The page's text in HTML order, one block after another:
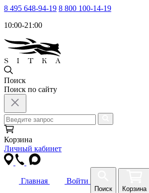
8 495 648-94-19 8 800 100-14-19
10:00-21:00
Поиск
Поиск по сайту
Корзина
Личный кабинет
Главная Войти
Поиск Корзина